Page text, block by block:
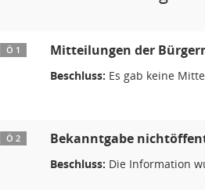
Ö 1 Mitteilungen der
Beschluss: Es gab keine
Ö 2 Bekanntgabe
Beschluss: Die Information